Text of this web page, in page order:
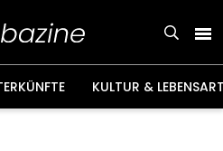
KULTUR &